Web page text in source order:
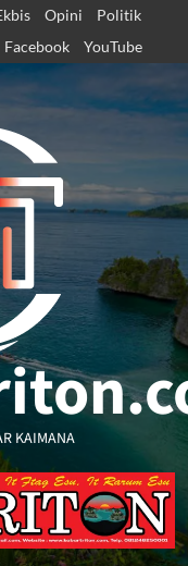
Opini
Politik
Facebook YouTube
KAIMANA